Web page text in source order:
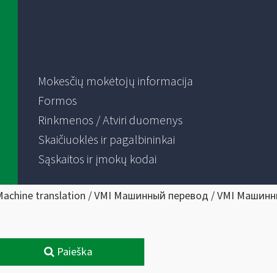
Mokesčių mokėtojų informacija
Formos
Rinkmenos / Atviri duomenys
Skaičiuoklės ir pagalbininkai
Sąskaitos ir įmokų kodai
translation / VMI Машинный перевод / VMI
Paieška